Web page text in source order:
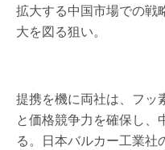
拡大する中国市場での戦
大を図る狙い。
提携を機に両社は、フッ
と価格競争力を確保し、
る。日本バルカー工業社